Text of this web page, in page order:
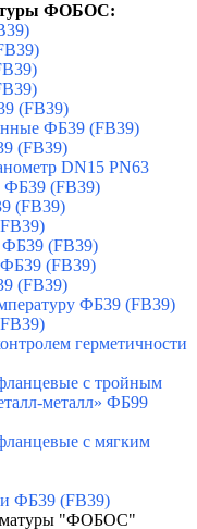
ФОБОС:
(FB39)
ФБ39 (FB39)
(FB39)
DN15 PN63
ФБ39 (FB39)
(FB39)
ФБ39 (FB39)
(FB39)
(FB39)
ФБ39 (FB39)
герметичноcти
с тройным
металл» ФБ99
с мягким
ФБ39 (FB39)